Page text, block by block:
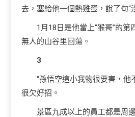
去，塞給他一個熱雞蛋，說了句“
1月18日是他當上“猴哥”的
無人的山谷里回蕩。
3
“孫悟空這小我物很要害，
很欠好招。
景區九成以上的員工都是周